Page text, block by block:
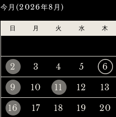
今月(2026年8月)
日 月 火 水 木
2 3 4 5 6
9 10 11 12 13
16 17 18 19 20